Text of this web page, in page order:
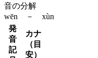
音の分解
wēn － xùn
発
音
記
カナ
（目
安）